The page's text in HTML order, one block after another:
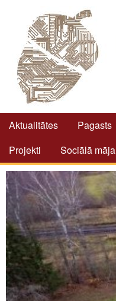
Aktualitātes Pagasts
Projekti
Sociālā māja